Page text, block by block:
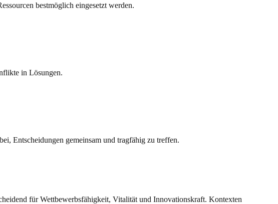
bestmöglich eingesetzt werden.
in Lösungen.
Ent­scheidungen gemeinsam und trag­fähig zu treffen.
für Wettbewerbsfähigkeit, Vitalität und Innovationskraft. Kontexten